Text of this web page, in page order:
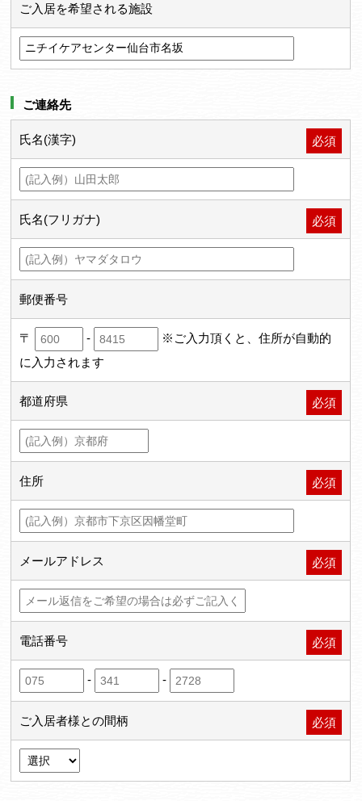
ご入居を希望される施設
ご連絡先
氏名(漢字) 必須
氏名(フリガナ) 必須
郵便番号
〒 -
※ご入力頂くと、住所が自動的
に入力されます
都道府県 必須
住所 必須
メールアドレス 必須
電話番号 必須
- -
ご入居者様との間柄 必須